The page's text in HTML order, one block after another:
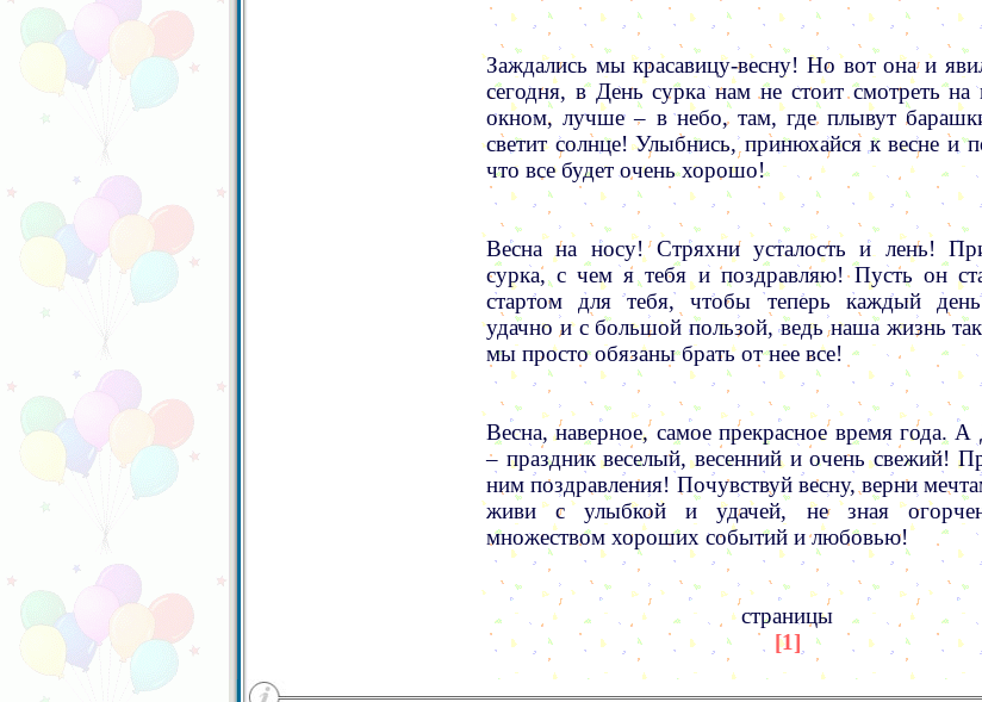
Заждались мы красавицу-весну! Но вот она и
сегодня, в День сурка нам не стоит смотреть на
окном, лучше – в небо, там, где плывут
светит солнце! Улыбнись, принюхайся к весне и
что все будет очень хорошо!
Весна на носу! Стряхни усталость и лень!
сурка, с чем я тебя и поздравляю! Пусть он
стартом для тебя, чтобы теперь каждый
удачно и с большой пользой, ведь наша жизнь
мы просто обязаны брать от нее все!
Весна, наверное, самое прекрасное время года. А
– праздник веселый, весенний и очень свежий!
ним поздравления! Почувствуй весну, верни
живи с улыбкой и удачей, не зная
множеством хороших событий и любовью!
страницы
[1]